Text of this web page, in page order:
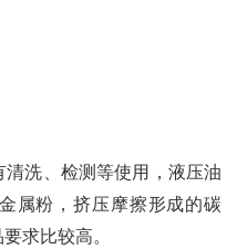
洗、检测等使用，液压油
属粉，挤压摩擦形成的碳
求比较高。